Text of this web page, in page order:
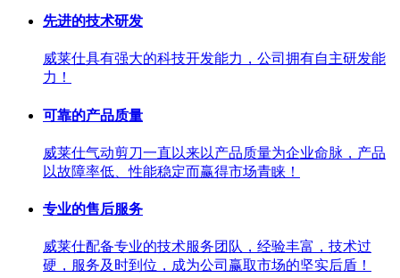
先进的技术研发
威莱仕具有强大的科技开发能力，公司拥有自主研发能
力！
可靠的产品质量
威莱仕气动剪刀一直以来以产品质量为企业命脉，产品
以故障率低、性能稳定而赢得市场青睐！
专业的售后服务
威莱仕配备专业的技术服务团队，经验丰富，技术过
硬，服务及时到位，成为公司赢取市场的坚实后盾！